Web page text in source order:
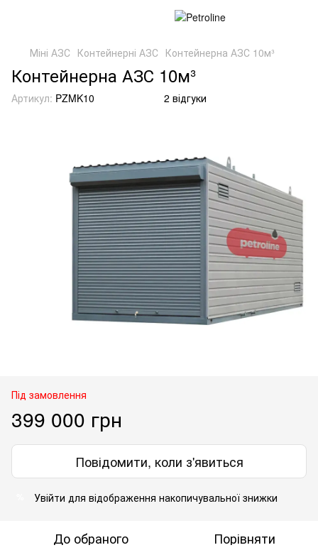
Міні АЗС Контейнерні АЗС Контейнерна АЗС 10м³
Контейнерна АЗС 10м³
Артикул: PZMK10 2 відгуки
Під замовлення
399 000 грн
Повідомити, коли з'явиться
Увійти для відображення накопичувальної знижки
До обраного Порівняти